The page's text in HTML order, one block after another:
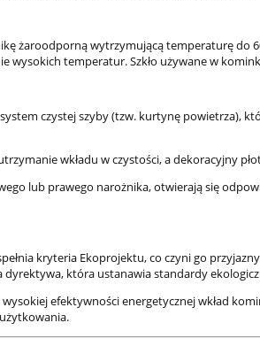
żaroodporną wytrzymującą temperaturę do
wysokich temperatur. Szkło używane w
czystej szyby (tzw. kurtynę powietrza),
wkładu w czystości, a dekoracyjny
lub prawego narożnika, otwierają się
kryteria Ekoprojektu, co czyni go
która ustanawia standardy
efektywności energetycznej wkład